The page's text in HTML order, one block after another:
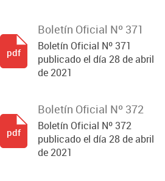
Boletín Oficial Nº 371
Boletín Oficial Nº 371
publicado el día 28 de abril
de 2021
pdf
Boletín Oficial Nº 372
Boletín Oficial Nº 372
publicado el día 28 de abril
de 2021
pdf